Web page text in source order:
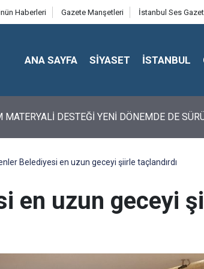
Haberleri Gazete Manşetleri İstanbul Ses
ANA SAYFA SİYASET İSTANBUL
MATERYALİ DESTEĞİ YENİ DÖNEMDE DE
Belediyesi en uzun geceyi şiirle taçlandırdı
en uzun geceyi